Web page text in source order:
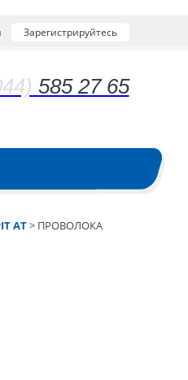
Зарегистрируйтесь
585 27 65
АТ> ПРОВОЛОКА